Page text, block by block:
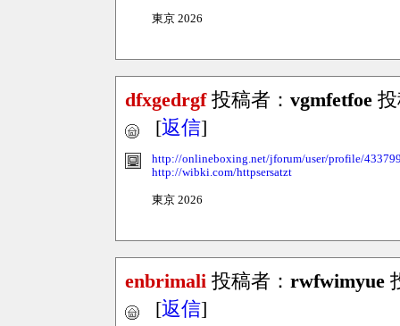
東京 2026
dfxgedrgf投稿者： vgmfetfoe
[返信]
http://onlineboxing.net/jforum/user/profile/
http://wibki.com/httpsersatzt
東京 2026
enbrimali 投稿者： rwfwimyue
[返信]